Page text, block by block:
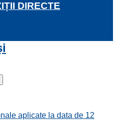
DIRECTE
aplicate la data de 12